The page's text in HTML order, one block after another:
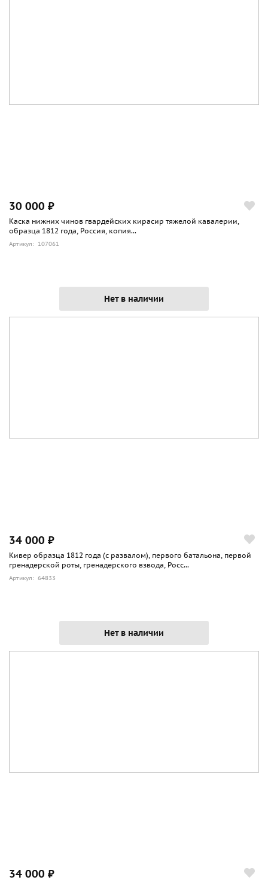
30 000 ₽
Каска нижних чинов гвардейских кирасир тяжелой кавалерии,
образца 1812 года, Россия, копия...
Артикул: 107061
Нет в наличии
34 000 ₽
Кивер образца 1812 года (с развалом), первого батальона, первой
гренадерской роты, гренадерского взвода, Росс...
Артикул: 64833
Нет в наличии
34 000 ₽